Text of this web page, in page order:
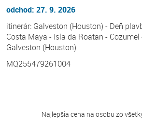
odchod: 27. 9. 2026
itinerár: Galveston (Houston) - Deň
Costa Maya - Isla da Roatan -
Galveston (Houston)
MQ255479261004
Najlepšia cena na osobu zo